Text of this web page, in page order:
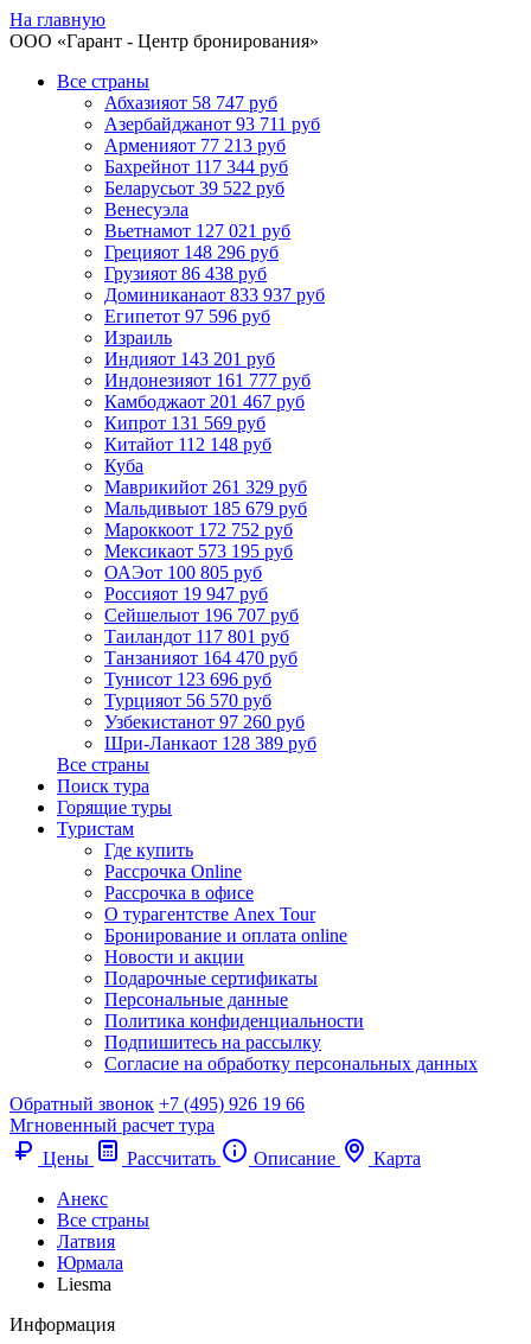
На главную
ООО «Гарант - Центр бронирования»
Все страны
Абхазияот 58 747 руб
Азербайджанот 93 711 руб
Арменияот 77 213 руб
Бахрейнот 117 344 руб
Беларусьот 39 522 руб
Венесуэла
Вьетнамот 127 021 руб
Грецияот 148 296 руб
Грузияот 86 438 руб
Доминиканаот 833 937 руб
Египетот 97 596 руб
Израиль
Индияот 143 201 руб
Индонезияот 161 777 руб
Камбоджаот 201 467 руб
Кипрот 131 569 руб
Китайот 112 148 руб
Куба
Маврикийот 261 329 руб
Мальдивыот 185 679 руб
Мароккоот 172 752 руб
Мексикаот 573 195 руб
ОАЭот 100 805 руб
Россияот 19 947 руб
Сейшелыот 196 707 руб
Таиландот 117 801 руб
Танзанияот 164 470 руб
Тунисот 123 696 руб
Турцияот 56 570 руб
Узбекистанот 97 260 руб
Шри-Ланкаот 128 389 руб
Все страны
Поиск тура
Горящие туры
Туристам
Где купить
Рассрочка Online
Рассрочка в офисе
О турагентстве Anex Tour
Бронирование и оплата online
Новости и акции
Подарочные сертификаты
Персональные данные
Политика конфиденциальности
Подпишитесь на рассылку
Согласие на обработку персональных данных
Обратный звонок +7 (495) 926 19 66
Мгновенный расчет тура
Цены
Рассчитать Описание
Карта
Анекс
Все страны
Латвия
Юрмала
Liesma
Информация